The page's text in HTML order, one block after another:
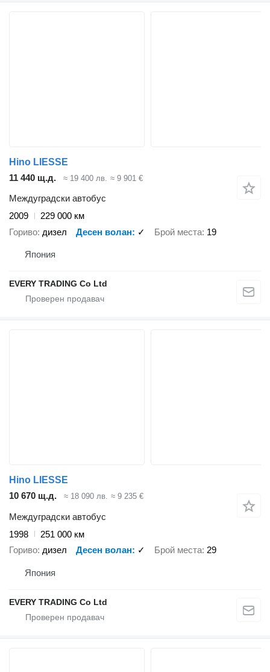
Hino LIESSE
11 440 щ.д.
≈ 19 400 лв. ≈ 9 901 €
Междуградски автобус
2009
229 000 км
Гориво дизел Десен волан ✓ Брой места 19
Япония
EVERY TRADING Co Ltd
Hino LIESSE
10 670 щ.д.
≈ 18 090 лв. ≈ 9 235 €
Междуградски автобус
1998
251 000 км
Гориво дизел Десен волан ✓ Брой места 29
Япония
EVERY TRADING Co Ltd